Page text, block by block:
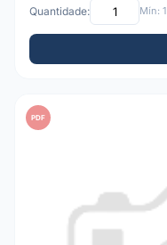
Quantidade: Mín: 1
PDF